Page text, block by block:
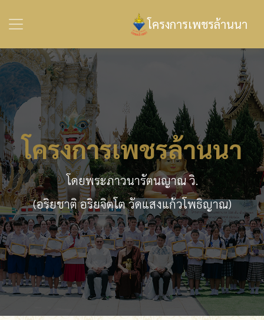
โครงการเพชรล้านนา
โครงการเพชรล้านนา
โดยพระภาวนารัตนญาณ วิ.
(อริยชาติ อริยจิตฺโต วัดแสงแก้วโพธิญาณ)